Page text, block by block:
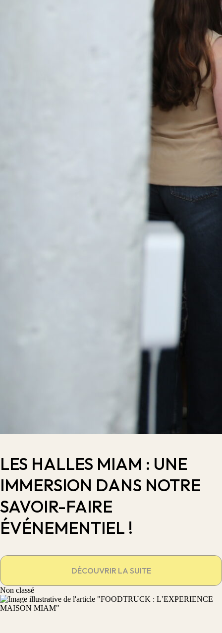
LES HALLES MIAM : UNE
IMMERSION DANS NOTRE
SAVOIR-FAIRE
ÉVÉNEMENTIEL !
DÉCOUVRIR LA SUITE
Non classé